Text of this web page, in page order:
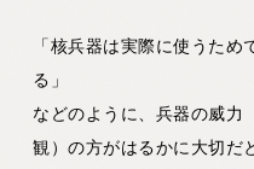
「核兵器は実際に使うた
る」
などのように、兵器の威力
観）の方がはるかに大切だ